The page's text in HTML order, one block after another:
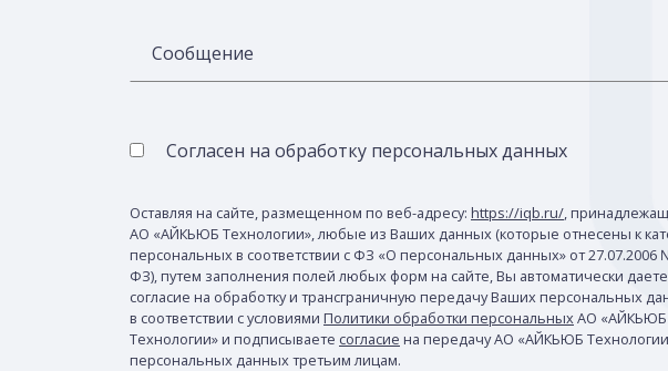
Сообщение
Согласен на обработку персональных данных
Оставляя на сайте, размещенном по веб-адресу: https://iqb.ru/,
АО «АЙКЬЮБ Технологии», любые из Ваших данных (которые отнесены к
персональных в соответствии с ФЗ «О персональных данных» от 27.07.2006
ФЗ), путем заполнения полей любых форм на сайте, Вы автоматически даете
согласие на обработку и трансграничную передачу Ваших персональных
в соответствии с условиями Политики обработки персональныхАО «АЙКЬЮБ
Технологии» и подписываете согласие на передачу АО «АЙКЬЮБ
персональных данных третьим лицам.